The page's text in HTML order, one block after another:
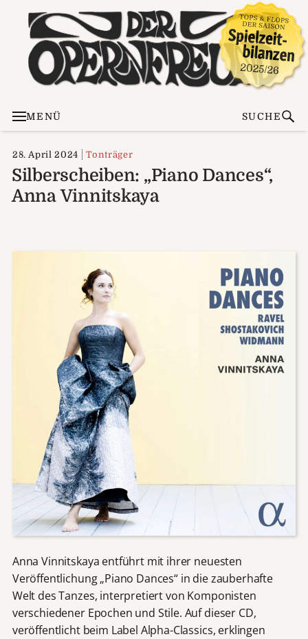
MENÜ SUCHE
28. April 2024 Tonträger
Silberscheiben: „Piano Dances“,
Anna Vinnitskaya
Anna Vinnitskaya entführt mit ihrer neuesten
Veröffentlichung „Piano Dances“ in die zauberhafte
Welt des Tanzes, interpretiert von Komponisten
verschiedener Epochen und Stile. Auf dieser CD,
veröffentlicht beim Label Alpha-Classics, erklingen